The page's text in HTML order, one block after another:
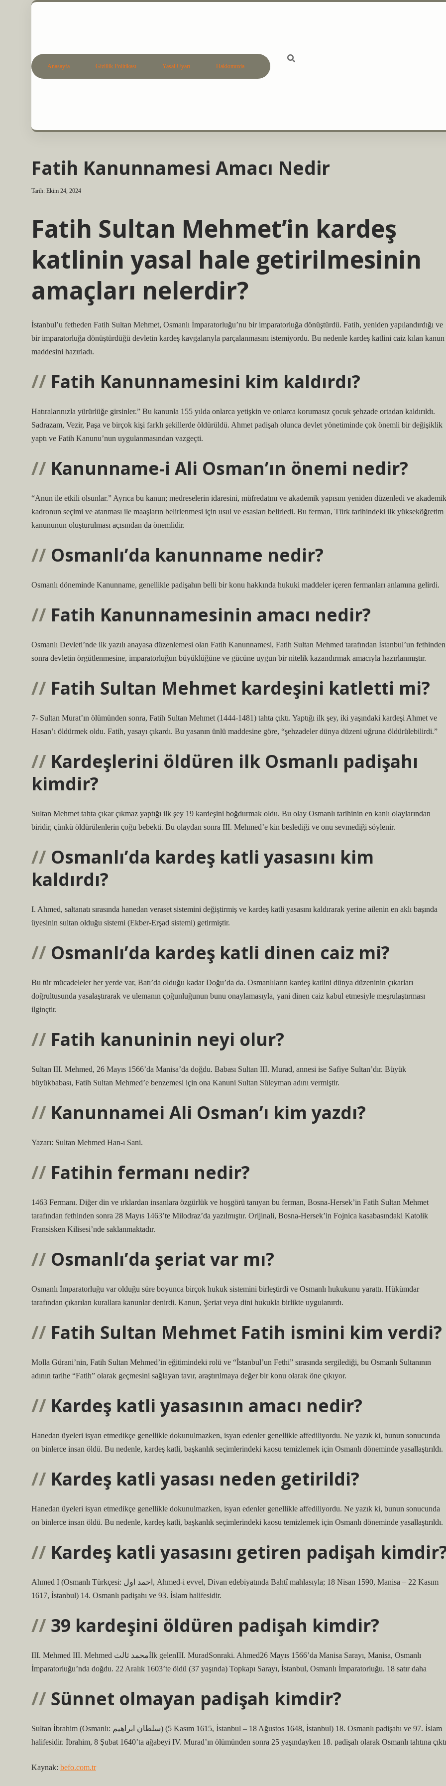
Anasayfa Gizlilik Politikası Yasal Uyarı Hakkımızda
Fatih Kanunnamesi Amacı Nedir
Tarih: Ekim 24, 2024
Fatih Sultan Mehmet’in kardeş
katlinin yasal hale getirilmesinin
amaçları nelerdir?
İstanbul’u fetheden Fatih Sultan Mehmet, Osmanlı İmparatorluğu’nu bir imparatorluğa dönüştürdü. Fatih, yeniden yapılandırdığı ve
bir imparatorluğa dönüştürdüğü devletin kardeş kavgalarıyla parçalanmasını istemiyordu. Bu nedenle kardeş katlini caiz kılan kanun
maddesini hazırladı.
Fatih Kanunnamesini kim kaldırdı?
Hatıralarınızla yürürlüğe girsinler.” Bu kanunla 155 yılda onlarca yetişkin ve onlarca korumasız çocuk şehzade ortadan kaldırıldı.
Sadrazam, Vezir, Paşa ve birçok kişi farklı şekillerde öldürüldü. Ahmet padişah olunca devlet yönetiminde çok önemli bir değişiklik
yaptı ve Fatih Kanunu’nun uygulanmasından vazgeçti.
Kanunname-i Ali Osman’ın önemi nedir?
“Anun ile etkili olsunlar.” Ayrıca bu kanun; medreselerin idaresini, müfredatını ve akademik yapısını yeniden düzenledi ve akademik
kadronun seçimi ve atanması ile maaşların belirlenmesi için usul ve esasları belirledi. Bu ferman, Türk tarihindeki ilk yükseköğretim
kanununun oluşturulması açısından da önemlidir.
Osmanlı’da kanunname nedir?
Osmanlı döneminde Kanunname, genellikle padişahın belli bir konu hakkında hukuki maddeler içeren fermanları anlamına gelirdi.
Fatih Kanunnamesinin amacı nedir?
Osmanlı Devleti’nde ilk yazılı anayasa düzenlemesi olan Fatih Kanunnamesi, Fatih Sultan Mehmed tarafından İstanbul’un fethinden
sonra devletin örgütlenmesine, imparatorluğun büyüklüğüne ve gücüne uygun bir nitelik kazandırmak amacıyla hazırlanmıştır.
Fatih Sultan Mehmet kardeşini katletti mi?
7- Sultan Murat’ın ölümünden sonra, Fatih Sultan Mehmet (1444-1481) tahta çıktı. Yaptığı ilk şey, iki yaşındaki kardeşi Ahmet ve
Hasan’ı öldürmek oldu. Fatih, yasayı çıkardı. Bu yasanın ünlü maddesine göre, “şehzadeler dünya düzeni uğruna öldürülebilirdi.”
Kardeşlerini öldüren ilk Osmanlı padişahı
kimdir?
Sultan Mehmet tahta çıkar çıkmaz yaptığı ilk şey 19 kardeşini boğdurmak oldu. Bu olay Osmanlı tarihinin en kanlı olaylarından
biridir, çünkü öldürülenlerin çoğu bebekti. Bu olaydan sonra III. Mehmed’e kin beslediği ve onu sevmediği söylenir.
Osmanlı’da kardeş katli yasasını kim
kaldırdı?
I. Ahmed, saltanatı sırasında hanedan veraset sistemini değiştirmiş ve kardeş katli yasasını kaldırarak yerine ailenin en aklı başında
üyesinin sultan olduğu sistemi (Ekber-Erşad sistemi) getirmiştir.
Osmanlı’da kardeş katli dinen caiz mi?
Bu tür mücadeleler her yerde var, Batı’da olduğu kadar Doğu’da da. Osmanlıların kardeş katlini dünya düzeninin çıkarları
doğrultusunda yasalaştırarak ve ulemanın çoğunluğunun bunu onaylamasıyla, yani dinen caiz kabul etmesiyle meşrulaştırması
ilginçtir.
Fatih kanuninin neyi olur?
Sultan III. Mehmed, 26 Mayıs 1566’da Manisa’da doğdu. Babası Sultan III. Murad, annesi ise Safiye Sultan’dır. Büyük
büyükbabası, Fatih Sultan Mehmed’e benzemesi için ona Kanuni Sultan Süleyman adını vermiştir.
Kanunnamei Ali Osman’ı kim yazdı?
Yazarı: Sultan Mehmed Han-ı Sani.
Fatihin fermanı nedir?
1463 Fermanı. Diğer din ve ırklardan insanlara özgürlük ve hoşgörü tanıyan bu ferman, Bosna-Hersek’in Fatih Sultan Mehmet
tarafından fethinden sonra 28 Mayıs 1463’te Milodraz’da yazılmıştır. Orijinali, Bosna-Hersek’in Fojnica kasabasındaki Katolik
Fransisken Kilisesi’nde saklanmaktadır.
Osmanlı’da şeriat var mı?
Osmanlı İmparatorluğu var olduğu süre boyunca birçok hukuk sistemini birleştirdi ve Osmanlı hukukunu yarattı. Hükümdar
tarafından çıkarılan kurallara kanunlar denirdi. Kanun, Şeriat veya dini hukukla birlikte uygulanırdı.
Fatih Sultan Mehmet Fatih ismini kim verdi?
Molla Gürani’nin, Fatih Sultan Mehmed’in eğitimindeki rolü ve “İstanbul’un Fethi” sırasında sergilediği, bu Osmanlı Sultanının
adının tarihe “Fatih” olarak geçmesini sağlayan tavır, araştırılmaya değer bir konu olarak öne çıkıyor.
Kardeş katli yasasının amacı nedir?
Hanedan üyeleri isyan etmedikçe genellikle dokunulmazken, isyan edenler genellikle affediliyordu. Ne yazık ki, bunun sonucunda
on binlerce insan öldü. Bu nedenle, kardeş katli, başkanlık seçimlerindeki kaosu temizlemek için Osmanlı döneminde yasallaştırıldı.
Kardeş katli yasası neden getirildi?
Hanedan üyeleri isyan etmedikçe genellikle dokunulmazken, isyan edenler genellikle affediliyordu. Ne yazık ki, bunun sonucunda
on binlerce insan öldü. Bu nedenle, kardeş katli, başkanlık seçimlerindeki kaosu temizlemek için Osmanlı döneminde yasallaştırıldı.
Kardeş katli yasasını getiren padişah
Ahmed I (Osmanlı Türkçesi: احمد اول, Ahmed-i evvel, Divan edebiyatında Bahtî mahlasıyla; 18 Nisan 1590, Manisa – 22 Kasım
1617, İstanbul) 14. Osmanlı padişahı ve 93. İslam halifesidir.
39 kardeşini öldüren padişah kimdir?
III. Mehmed III. Mehmed محمد ثالثİlk gelenIII. MuradSonraki. Ahmed26 Mayıs 1566’da Manisa Sarayı, Manisa, Osmanlı
İmparatorluğu’nda doğdu. 22 Aralık 1603’te öldü (37 yaşında) Topkapı Sarayı, İstanbul, Osmanlı İmparatorluğu. 18 satır daha
Sünnet olmayan padişah kimdir?
Sultan İbrahim (Osmanlı: سلطان ابراهيم) (5 Kasım 1615, İstanbul – 18 Ağustos 1648, İstanbul) 18. Osmanlı padişahı ve 97. İslam
halifesidir. İbrahim, 8 Şubat 1640’ta ağabeyi IV. Murad’ın ölümünden sonra 25 yaşındayken 18. padişah olarak Osmanlı tahtına
Kaynak: befo.com.tr